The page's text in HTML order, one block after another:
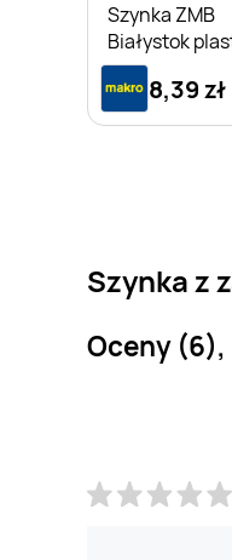
Szynka ZMB
Białystok
8,39 zł
Szynka z
Oceny